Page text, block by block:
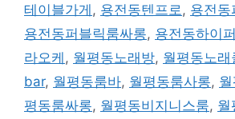
테이블가게 , 용전동텐프로 , 용전동
용전동퍼블릭룸싸롱, 용전동하이
라오케 , 월평동노래방, 월평동노래
bar, 월평동룸바, 월평동룸사롱,
평동룸싸롱, 월평동비지니스룸, 월